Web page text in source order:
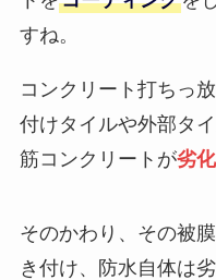
すね。
コンクリート打ちっ
付けタイルや外部タ
筋コンクリートが劣
そのかわり、その被
き付け、防水自体は